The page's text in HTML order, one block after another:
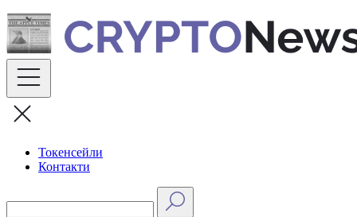
Skip
to
content
Токенсейли
Контакти